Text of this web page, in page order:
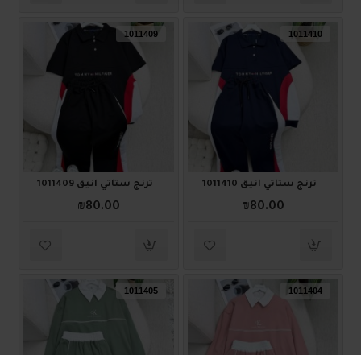
1011410
ترنج ستاتي أنيق 1011410
₪80.00
1011409
ترنج ستاتي أنيق 1011409
₪80.00
1011404
1011405